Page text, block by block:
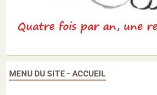
MENU DU SITE - ACCUEIL